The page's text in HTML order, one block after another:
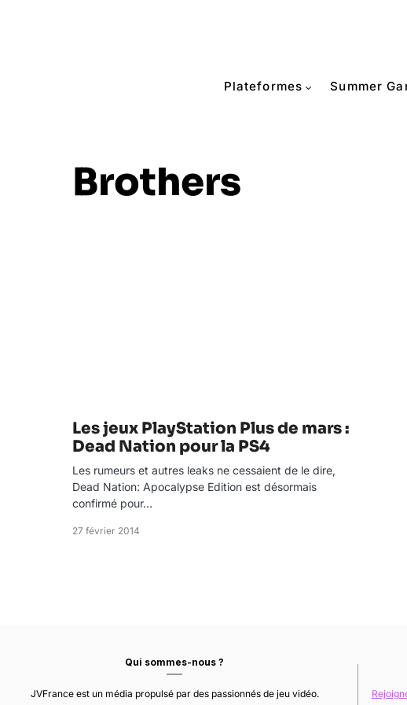
Plateformes Summer
Brothers
Les jeux PlayStation Plus de mars :
Dead Nation pour la PS4
Les rumeurs et autres leaks ne cessaient de le dire,
Dead Nation: Apocalypse Edition est désormais
confirmé pour…
27 février 2014
Qui sommes-nous ?
JVFrance est un média propulsé par des passionnés de jeu vidéo.